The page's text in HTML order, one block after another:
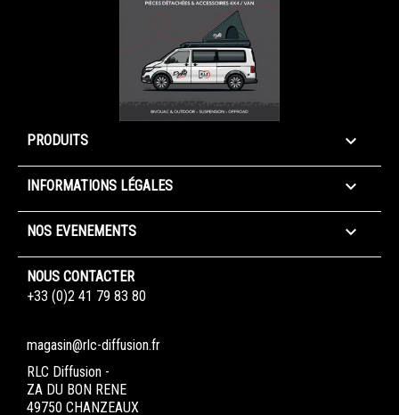
PRODUITS 
INFORMATIONS LÉGALES 
NOS EVENEMENTS 
NOUS CONTACTER
+33 (0)2 41 79 83 80
magasin@rlc-diffusion.fr
RLC Diffusion -
ZA DU BON RENE
49750 CHANZEAUX